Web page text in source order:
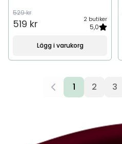
529 kr
519 kr 2 butiker
5,0
Lägg i varukorg
1 2 3